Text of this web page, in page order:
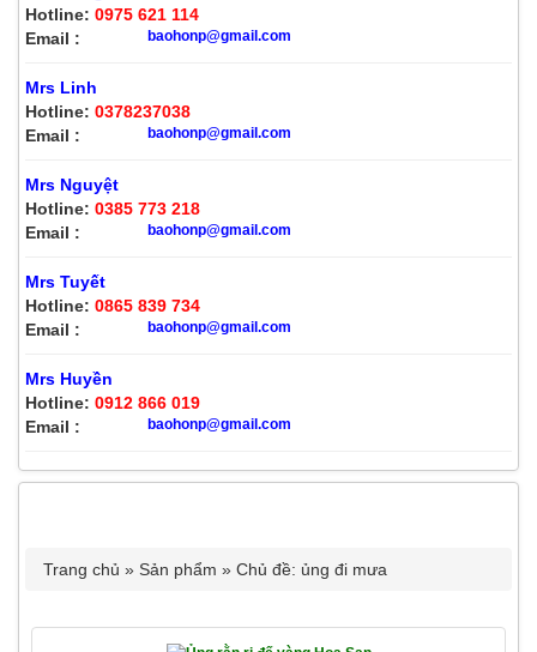
Hotline: 0975 621 114
Email :
baohonp@gmail.com
Mrs Linh
Hotline: 0378237038
Email :
baohonp@gmail.com
Mrs Nguyệt
Hotline: 0385 773 218
Email :
baohonp@gmail.com
Mrs Tuyết
Hotline: 0865 839 734
Email :
baohonp@gmail.com
Mrs Huyền
Hotline: 0912 866 019
Email :
baohonp@gmail.com
Trang chủ » Sản phẩm » Chủ đề: ủng đi mưa